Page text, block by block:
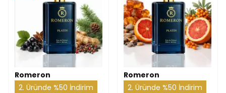
Romeron
2. Üründe %50 İndirim
Romeron
2. Üründe %50 İndirim